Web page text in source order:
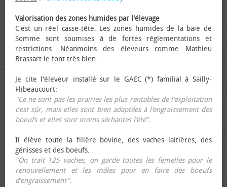
Valorisation des zones humides par l'élevage
C'est un réel casse-tête. Les zones humides de la baie de
Somme sont soumises à de fortes réglementations et
restrictions. Néanmoins des éleveurs comme Mathieu
Brassart le font très bien.
Je cite l'éleveur installé sur le GAEC (*) familial à Sailly-
Flibeaucourt:
"Ce ne sont pas les prairies les plus rentables de l’exploitation
c’est sûr, mais elles sont bien adaptées à l’engraissement des
bœufs et elles sont moins séchantes l’été".
Il élève toute la filière bovine, des vaches laitières, des
génisses et des bœufs.
"On trait 125 vaches, on garde toutes les femelles pour le
renouvellement et les mâles pour en faire des bœufs
d’engraissement".